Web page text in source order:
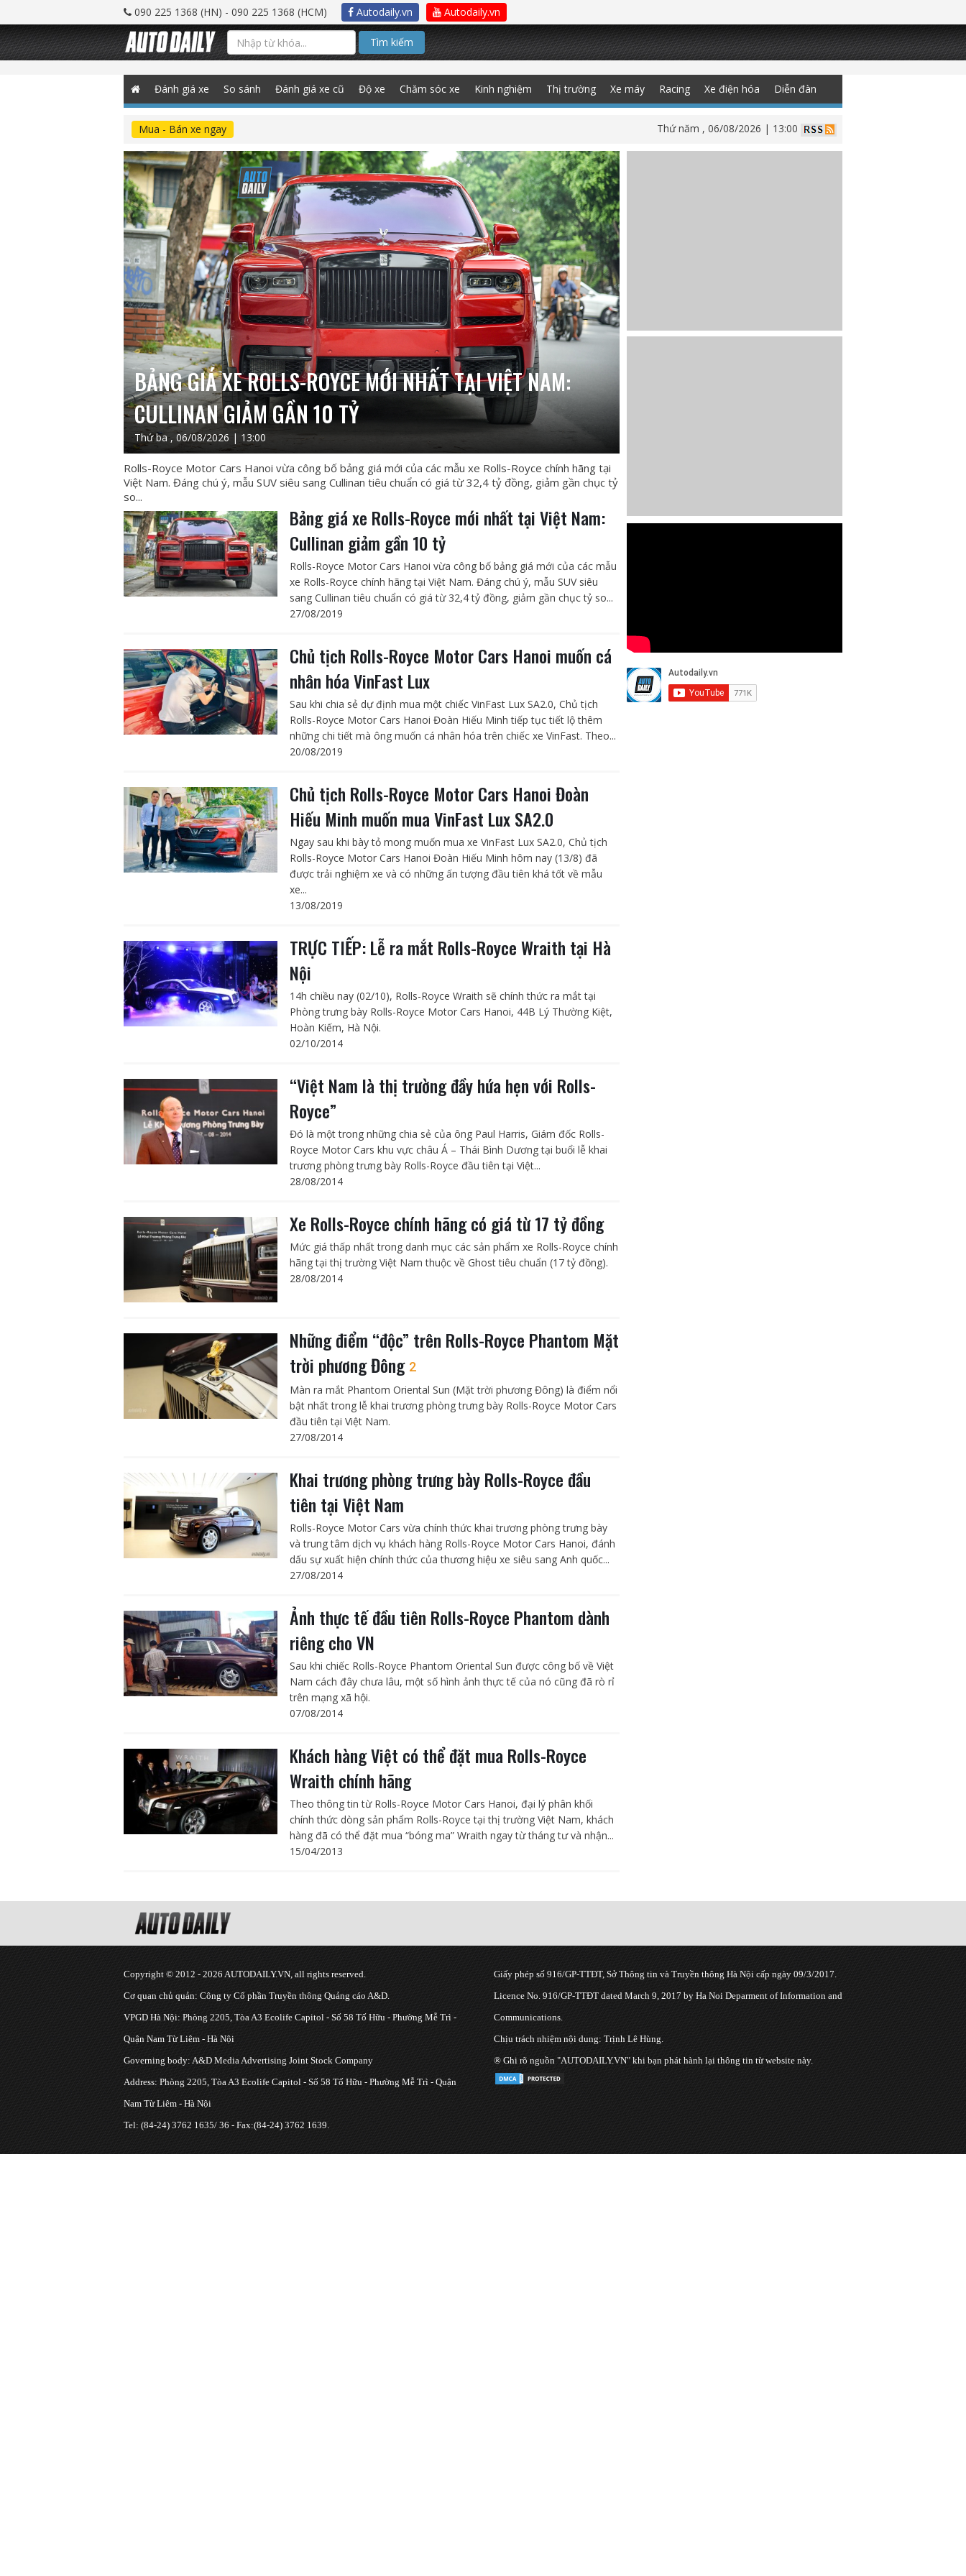
090 225 1368 (HN) - 090 225 1368 (HCM) Autodaily.vn Autodaily.vn
Tìm kiếm
Đánh giá xe So sánh Đánh giá xe cũ Độ xe Chăm sóc xe Kinh nghiệm Thị trường Xe máy Racing Xe điện hóa Diễn đàn
Mua - Bán xe ngay Thứ năm , 06/08/2026 | 13:00
BẢNG GIÁ XE ROLLS-ROYCE MỚI NHẤT TẠI VIỆT NAM:
CULLINAN GIẢM GẦN 10 TỶ
Thứ ba , 06/08/2026 | 13:00
Rolls-Royce Motor Cars Hanoi vừa công bố bảng giá mới của các mẫu xe Rolls-Royce chính hãng tại
Việt Nam. Đáng chú ý, mẫu SUV siêu sang Cullinan tiêu chuẩn có giá từ 32,4 tỷ đồng, giảm gần chục tỷ
so...
Bảng giá xe Rolls-Royce mới nhất tại Việt Nam:
Cullinan giảm gần 10 tỷ
Rolls-Royce Motor Cars Hanoi vừa công bố bảng giá mới của các mẫu
xe Rolls-Royce chính hãng tại Việt Nam. Đáng chú ý, mẫu SUV siêu
sang Cullinan tiêu chuẩn có giá từ 32,4 tỷ đồng, giảm gần chục tỷ so...
27/08/2019
Chủ tịch Rolls-Royce Motor Cars Hanoi muốn cá
nhân hóa VinFast Lux
Sau khi chia sẻ dự định mua một chiếc VinFast Lux SA2.0, Chủ tịch
Rolls-Royce Motor Cars Hanoi Đoàn Hiếu Minh tiếp tục tiết lộ thêm
những chi tiết mà ông muốn cá nhân hóa trên chiếc xe VinFast. Theo...
20/08/2019
Chủ tịch Rolls-Royce Motor Cars Hanoi Đoàn
Hiếu Minh muốn mua VinFast Lux SA2.0
Ngay sau khi bày tỏ mong muốn mua xe VinFast Lux SA2.0, Chủ tịch
Rolls-Royce Motor Cars Hanoi Đoàn Hiếu Minh hôm nay (13/8) đã
được trải nghiệm xe và có những ấn tượng đầu tiên khá tốt về mẫu
xe...
13/08/2019
TRỰC TIẾP: Lễ ra mắt Rolls-Royce Wraith tại Hà
Nội
14h chiều nay (02/10), Rolls-Royce Wraith sẽ chính thức ra mắt tại
Phòng trưng bày Rolls-Royce Motor Cars Hanoi, 44B Lý Thường Kiệt,
Hoàn Kiếm, Hà Nội.
02/10/2014
“Việt Nam là thị trường đầy hứa hẹn với Rolls-
Royce”
Đó là một trong những chia sẻ của ông Paul Harris, Giám đốc Rolls-
Royce Motor Cars khu vực châu Á – Thái Bình Dương tại buổi lễ khai
trương phòng trưng bày Rolls-Royce đầu tiên tại Việt...
28/08/2014
Xe Rolls-Royce chính hãng có giá từ 17 tỷ đồng
Mức giá thấp nhất trong danh mục các sản phẩm xe Rolls-Royce chính
hãng tại thị trường Việt Nam thuộc về Ghost tiêu chuẩn (17 tỷ đồng).
28/08/2014
Những điểm “độc” trên Rolls-Royce Phantom Mặt
trời phương Đông 2
Màn ra mắt Phantom Oriental Sun (Mặt trời phương Đông) là điểm nổi
bật nhất trong lễ khai trương phòng trưng bày Rolls-Royce Motor Cars
đầu tiên tại Việt Nam.
27/08/2014
Khai trương phòng trưng bày Rolls-Royce đầu
tiên tại Việt Nam
Rolls-Royce Motor Cars vừa chính thức khai trương phòng trưng bày
và trung tâm dịch vụ khách hàng Rolls-Royce Motor Cars Hanoi, đánh
dấu sự xuất hiện chính thức của thương hiệu xe siêu sang Anh quốc...
27/08/2014
Ảnh thực tế đầu tiên Rolls-Royce Phantom dành
riêng cho VN
Sau khi chiếc Rolls-Royce Phantom Oriental Sun được công bố về Việt
Nam cách đây chưa lâu, một số hình ảnh thực tế của nó cũng đã rò rỉ
trên mạng xã hội.
07/08/2014
Khách hàng Việt có thể đặt mua Rolls-Royce
Wraith chính hãng
Theo thông tin từ Rolls-Royce Motor Cars Hanoi, đại lý phân khối
chính thức dòng sản phẩm Rolls-Royce tại thị trường Việt Nam, khách
hàng đã có thể đặt mua “bóng ma” Wraith ngay từ tháng tư và nhận...
15/04/2013
Copyright © 2012 - 2026 AUTODAILY.VN, all rights reserved.
Cơ quan chủ quản: Công ty Cổ phần Truyền thông Quảng cáo A&D.
VPGD Hà Nội: Phòng 2205, Tòa A3 Ecolife Capitol - Số 58 Tố Hữu - Phường Mễ Trì -
Quận Nam Từ Liêm - Hà Nội
Governing body: A&D Media Advertising Joint Stock Company
Address: Phòng 2205, Tòa A3 Ecolife Capitol - Số 58 Tố Hữu - Phường Mễ Trì - Quận
Nam Từ Liêm - Hà Nội
Tel: (84-24) 3762 1635/ 36 - Fax:(84-24) 3762 1639.
Giấy phép số 916/GP-TTĐT, Sở Thông tin và Truyền thông Hà Nội cấp ngày 09/3/2017.
Licence No. 916/GP-TTĐT dated March 9, 2017 by Ha Noi Deparment of Information and
Communications.
Chịu trách nhiệm nội dung: Trịnh Lê Hùng.
® Ghi rõ nguồn "AUTODAILY.VN" khi bạn phát hành lại thông tin từ website này.